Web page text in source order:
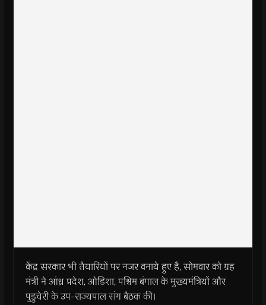
केंद्र सरकार भी तैयारियों पर नजर वनाये हुए हैं, सोमवार को ग्रह
मंत्री ने आंध्र प्रदेश, ओडिशा, पश्चिम बंगाल के मुख्‍यमंत्रियों और
पुडुचेरी के उप-राज्‍यपाल संग बैठक की।